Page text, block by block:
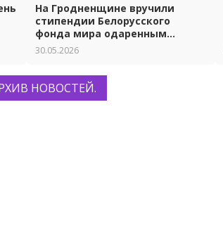
На Гродненщине вручили
стипендии Белорусского
фонда мира одаренным
ученикам и студентам.
30.05.2026
НОВОСТЕЙ.